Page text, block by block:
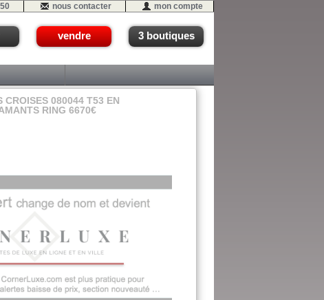
nous contacter mon compte
vendre 3 boutiques
CROISES 080044 T53 EN
RING 6670€